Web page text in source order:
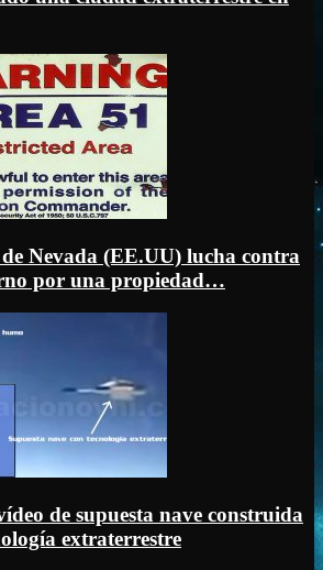
Nevada (EE.UU) lucha contra
por una propiedad…
de supuesta nave construida
extraterrestre